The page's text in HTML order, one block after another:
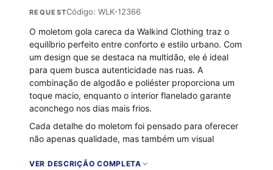
REQUESTCódigo: WLK-12366
O moletom gola careca da Walkind Clothing traz o
equilíbrio perfeito entre conforto e estilo urbano. Com
um design que se destaca na multidão, ele é ideal
para quem busca autenticidade nas ruas. A
combinação de algodão e poliéster proporciona um
toque macio, enquanto o interior flanelado garante
aconchego nos dias mais frios.
Cada detalhe do moletom foi pensado para oferecer
não apenas qualidade, mas também um visual
acabamentos em ribana nos punhos e barra
VER DESCRIÇÃO COMPLETA